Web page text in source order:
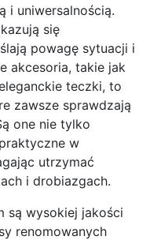
i uniwersalnością.
się
powagę sytuacji i
akcesoria, takie jak
teczki, to
zawsze sprawdzają
one nie tylko
w
utrzymać
i drobiazgach.
są wysokiej jakości
renomowanych